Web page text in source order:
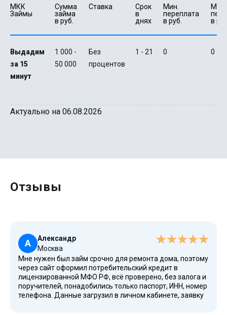
МКК
Займы
Сумма
займа
в руб.
Ставка
Срок
в
днях
Мин.
переплата
в руб.
в
Выдадим
за 15
минут
1 000 -
50 000
Без
процентов
1 - 21 0 0
Актуально на 06.08.2026
Отзывы
А
Александр
Москва
Мне нужен был займ срочно для ремонта дома, поэтому
через сайт оформил потребительский кредит в
лицензированной МФО РФ, всё проверено, без залога и
поручителей, понадобились только паспорт, ИНН, номер
телефона. Данные загрузил в личном кабинете, заявку